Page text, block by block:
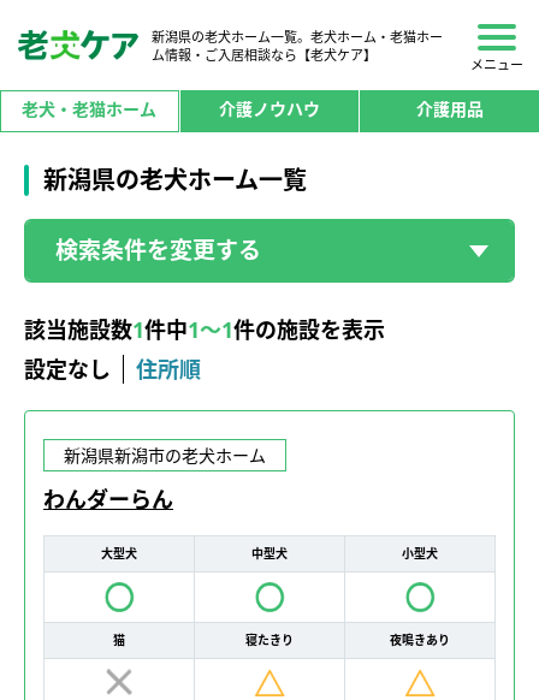
新潟県の老犬ホーム一覧。老犬ホーム・老猫ホー
ム情報・ご入居相談なら【老犬ケア】
メニュー
老犬・老猫ホーム 介護ノウハウ 介護用品
新潟県の老犬ホーム一覧
検索条件を変更する
該当施設数1件中1～1件の施設を表示
設定なし
住所順
新潟県新潟市の老犬ホーム
わんダーらん
大型犬 中型犬 小型犬
猫 寝たきり 夜鳴きあり